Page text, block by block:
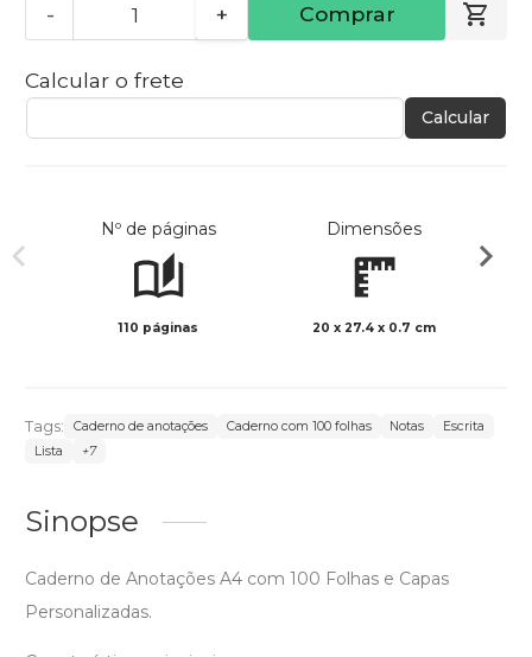
- + Comprar
Calcular o frete
Calcular
Nº de páginas
110 páginas
Dimensões
20 x 27.4 x 0.7 cm
Tags: Caderno de anotações Caderno com 100 folhas Notas
Escrita
Lista
+7
Sinopse
Caderno de Anotações A4 com 100 Folhas e Capas
Personalizadas.